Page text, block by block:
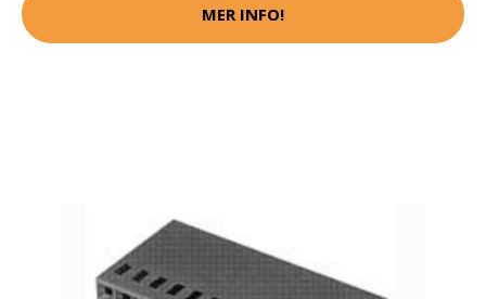
MER INFO!